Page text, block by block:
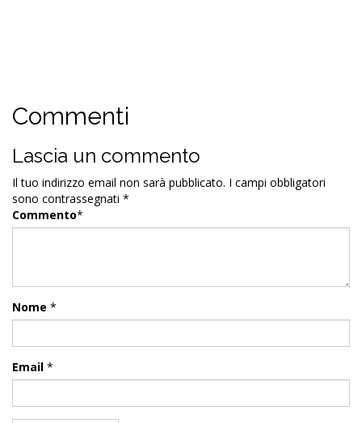
Commenti
Lascia un commento
Il tuo indirizzo email non sarà pubblicato. I campi obbligatori
sono contrassegnati *
Commento*
Nome *
Email *